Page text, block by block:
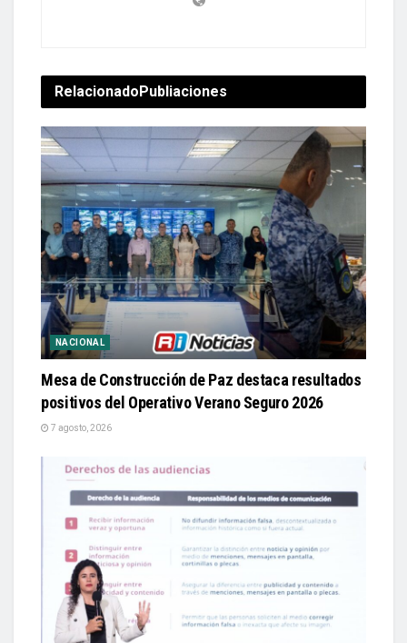
RelacionadoPubliaciones
NACIONAL
Mesa de Construcción de Paz destaca resultados
positivos del Operativo Verano Seguro 2026
7 agosto, 2026